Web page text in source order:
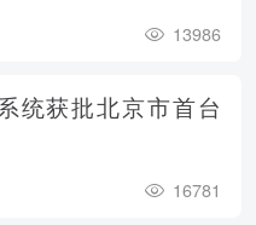
13986
统获批北京市首台
16781